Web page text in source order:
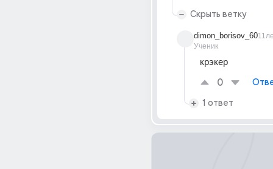
Скрыть ветку
dimon_borisov_60
Ученик
крэкер
0
1 ответ